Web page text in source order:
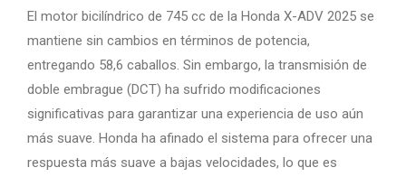
El motor bicilíndrico de 745 cc de la Honda X-ADV 2025 se
mantiene sin cambios en términos de potencia,
entregando 58,6 caballos. Sin embargo, la transmisión de
doble embrague (DCT) ha sufrido modificaciones
significativas para garantizar una experiencia de uso aún
más suave. Honda ha afinado el sistema para ofrecer una
respuesta más suave a bajas velocidades, lo que es